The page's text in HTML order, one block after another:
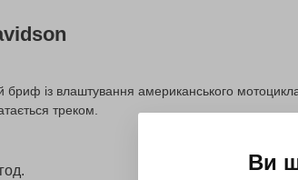
бриф із влаштування американського
треком.
Ви